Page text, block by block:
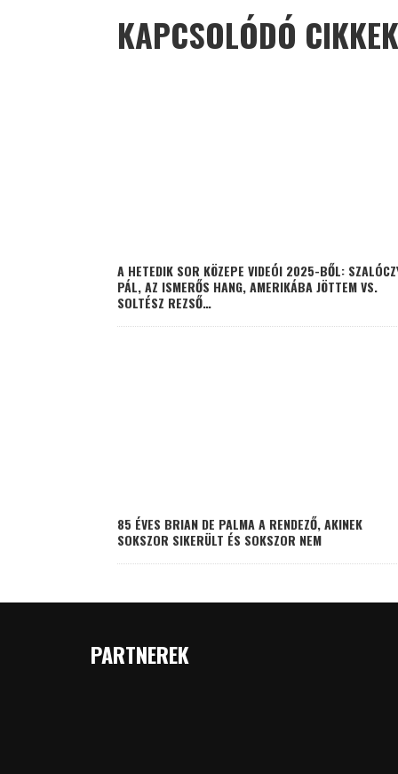
KAPCSOLÓDÓ CIKKEK
A HETEDIK SOR KÖZEPE VIDEÓI 2025-BŐL:
PÁL, AZ ISMERŐS HANG, AMERIKÁBA JÖTTEM VS.
SOLTÉSZ REZSŐ…
85 ÉVES BRIAN DE PALMA A RENDEZŐ, AKINEK
SOKSZOR SIKERÜLT ÉS SOKSZOR NEM
PARTNEREK